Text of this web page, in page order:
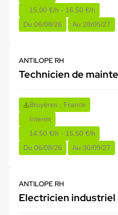
15,00 €/h - 16,50 €/h
Du:06/08/26 Au:28/05/27
ANTILOPE RH
Technicien de
Bruyères , France
Interim
14,50 €/h - 15,50 €/h
Du:06/08/26 Au:30/09/27
ANTILOPE RH
Electricien